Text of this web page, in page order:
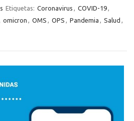
Etiquetas: Coronavirus , COVID-19,
omicron , OMS , OPS , Pandemia , Salud ,